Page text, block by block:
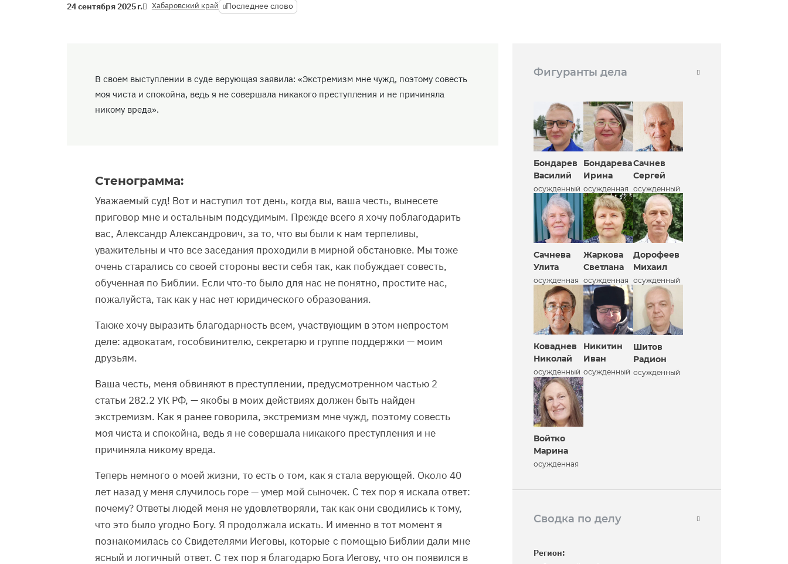
24 сентября 2025 г. Хабаровский край Последнее слово
В своем выступлении в суде верующая заявила: «Экстремизм мне чужд, поэтому совесть
моя чиста и спокойна, ведь я не совершала никакого преступления и не причиняла
никому вреда».
Стенограмма:
Уважаемый суд! Вот и наступил тот день, когда вы, ваша честь, вынесете
приговор мне и остальным подсудимым. Прежде всего я хочу поблагодарить
вас, Александр Александрович, за то, что вы были к нам терпеливы,
уважительны и что все заседания проходили в мирной обстановке. Мы тоже
очень старались со своей стороны вести себя так, как побуждает совесть,
обученная по Библии. Если что-то было для нас не понятно, простите нас,
пожалуйста, так как у нас нет юридического образования.
Также хочу выразить благодарность всем, участвующим в этом непростом
деле: адвокатам, гособвинителю, секретарю и группе поддержки — моим
друзьям.
Ваша честь, меня обвиняют в преступлении, предусмотренном частью 2
статьи 282.2 УК РФ, — якобы в моих действиях должен быть найден
экстремизм. Как я ранее говорила, экстремизм мне чужд, поэтому совесть
моя чиста и спокойна, ведь я не совершала никакого преступления и не
причиняла никому вреда.
Теперь немного о моей жизни, то есть о том, как я стала верующей. Около 40
лет назад у меня случилось горе — умер мой сыночек. С тех пор я искала ответ:
почему? Ответы людей меня не удовлетворяли, так как они сводились к тому,
что это было угодно Богу. Я продолжала искать. И именно в тот момент я
познакомилась со Свидетелями Иеговы, которые с помощью Библии дали мне
ясный и логичный ответ. С тех пор я благодарю Бога Иегову, что он появился в
Фигуранты дела
Бондарев
Василий
осужденный
Бондарева
Ирина
осужденная
Сачнев
Сергей
осужденный
Сачнева
Улита
осужденная
Жаркова
Светлана
осужденная
Дорофеев
Михаил
осужденный
Коваднев
Николай
осужденный
Никитин
Иван
осужденный
Шитов
Радион
осужденный
Войтко
Марина
осужденная
Сводка по делу
Регион: